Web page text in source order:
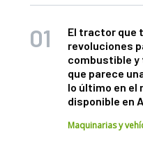
El tractor que
revoluciones
combustible y
que parece
lo último en el
disponible en
Maquinarias y